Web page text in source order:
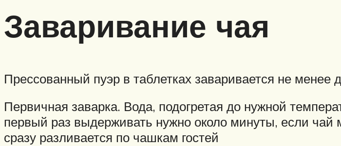
Заваривание чая
Прессованный пуэр в таблетках заваривается не менее
Первичная заварка. Вода, подогретая до нужной
первый раз выдерживать нужно около минуты, если чай
сразу разливается по чашкам гостей